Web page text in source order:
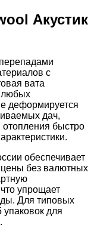
Акустик
с
вата
любых
деформируется
дач,
быстро
обеспечивает
цены без валютных
упрощает
Для типовых
упаковок для